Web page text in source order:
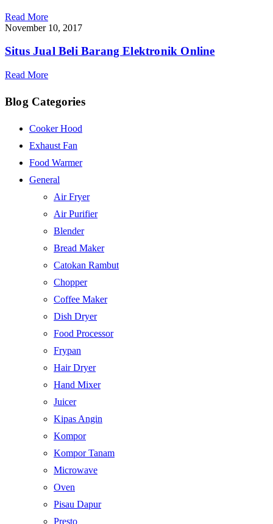
Read More
November 10, 2017
Situs Jual Beli Barang Elektronik Online
Read More
Blog Categories
Cooker Hood
Exhaust Fan
Food Warmer
General
Air Fryer
Air Purifier
Blender
Bread Maker
Catokan Rambut
Chopper
Coffee Maker
Dish Dryer
Food Processor
Frypan
Hair Dryer
Hand Mixer
Juicer
Kipas Angin
Kompor
Kompor Tanam
Microwave
Oven
Pisau Dapur
Presto